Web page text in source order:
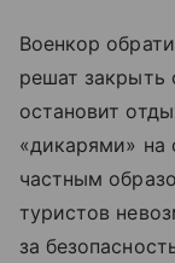
Военкор
решат закрыть
остановит
«дикарями»
частным
туристов
за